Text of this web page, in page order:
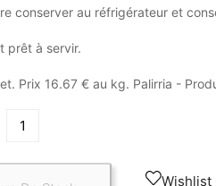
conserver au réfrigérateur et
prêt à servir.
Prix 16.67 € au kg. Palirria -
Wishlist